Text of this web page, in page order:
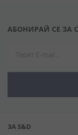
АБОНИРАЙ СЕ ЗА
ЗА S&D